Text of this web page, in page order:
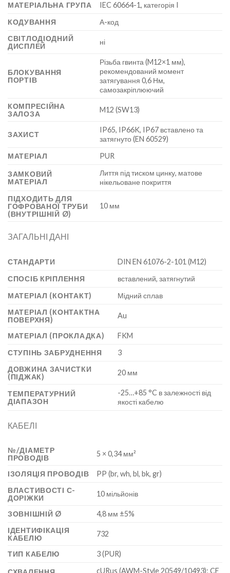
МАТЕРІАЛЬНА ГРУПА
IEC 60664-1, категорія I
КОДУВАННЯ
А-код
СВІТЛОДІОДНИЙ
ДИСПЛЕЙ
ні
БЛОКУВАННЯ
ПОРТІВ
Різьба гвинта (M12×1 мм),
рекомендований момент
затягування 0,6 Нм,
самозакріплюючий
КОМПРЕСІЙНА
ЗАЛОЗА
M12 (SW13)
ЗАХИСТ
IP65, IP66K, IP67 вставлено та
затягнуто (EN 60529)
МАТЕРІАЛ
PUR
ЗАМКОВИЙ
МАТЕРІАЛ
Лиття під тиском цинку, матове
нікельоване покриття
ПІДХОДИТЬ ДЛЯ
ГОФРОВАНОЇ ТРУБИ
(ВНУТРІШНІЙ Ø)
10 мм
ЗАГАЛЬНІ ДАНІ
СТАНДАРТИ
DIN EN 61076-2-101 (M12)
СПОСІБ КРІПЛЕННЯ
вставлений, затягнутий
МАТЕРІАЛ (КОНТАКТ)
Мідний сплав
МАТЕРІАЛ (КОНТАКТНА
ПОВЕРХНЯ)
Au
МАТЕРІАЛ (ПРОКЛАДКА)
FKM
СТУПІНЬ ЗАБРУДНЕННЯ
3
ДОВЖИНА ЗАЧИСТКИ
(ПІДЖАК)
20 мм
ТЕМПЕРАТУРНИЙ
ДІАПАЗОН
-25…+85 °C в залежності від
якості кабелю
КАБЕЛІ
№/ДІАМЕТР
ПРОВОДІВ
5 × 0,34 мм²
ІЗОЛЯЦІЯ ПРОВОДІВ
PP (br, wh, bl, bk, gr)
ВЛАСТИВОСТІ С-
ДОРІЖКИ
10 мільйонів
ЗОВНІШНІЙ Ø
4,8 мм ±5%
ІДЕНТИФІКАЦІЯ
КАБЕЛЮ
732
ТИП КАБЕЛЮ 3 (PUR)
cURus (AWM-Style 20549/10493); CE